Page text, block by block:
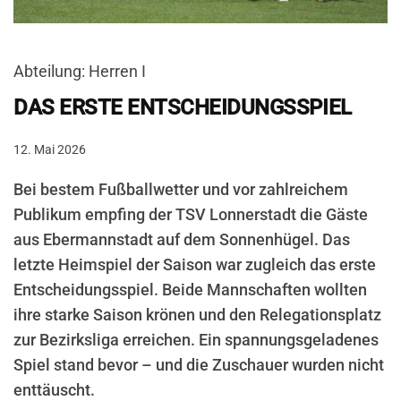
Abteilung: Herren I
DAS ERSTE ENTSCHEIDUNGSSPIEL
12. Mai 2026
Bei bestem Fußballwetter und vor zahlreichem
Publikum empfing der TSV Lonnerstadt die Gäste
aus Ebermannstadt auf dem Sonnenhügel. Das
letzte Heimspiel der Saison war zugleich das erste
Entscheidungsspiel. Beide Mannschaften wollten
ihre starke Saison krönen und den Relegationsplatz
zur Bezirksliga erreichen. Ein spannungsgeladenes
Spiel stand bevor – und die Zuschauer wurden nicht
enttäuscht.